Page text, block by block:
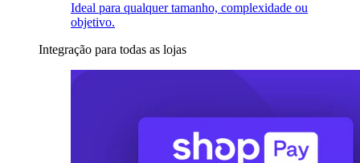
Ideal para qualquer tamanho, complexidade ou
objetivo.
Integração para todas as lojas